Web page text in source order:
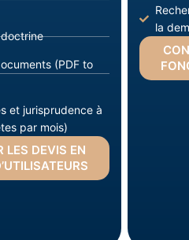
(PDF to
et jurisprudence à
par mois)
LES DEVIS EN
la